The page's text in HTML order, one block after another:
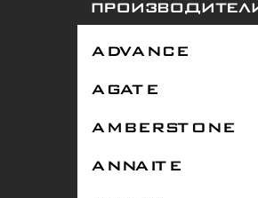
ADVANCE
AGATE
AMBERSTONE
ANNAITE